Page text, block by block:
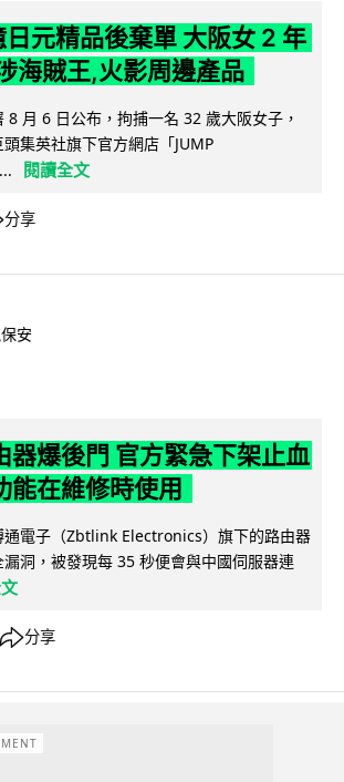
元精品後棄單 大阪女 2 年
海賊王,火影周邊產品
8 月 6 日公布，拘捕一名 32 歲大阪女子，
集英社旗下官方網店「JUMP
閱讀全文
分享
安
器爆後門 官方緊急下架止血
能在維修時使用
通電子（Zbtlink Electronics）旗下的路由器
洞，被發現每 35 秒便會與中國伺服器連
分享